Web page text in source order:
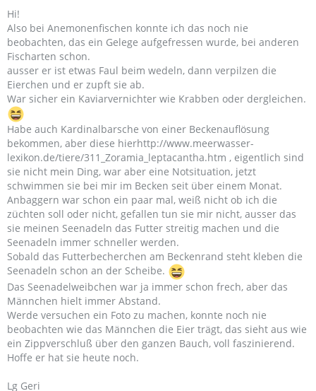
Hi!
Also bei Anemonenfischen konnte ich das noch nie
beobachten, das ein Gelege aufgefressen wurde, bei anderen
Fischarten schon.
ausser er ist etwas Faul beim wedeln, dann verpilzen die
Eierchen und er zupft sie ab.
War sicher ein Kaviarvernichter wie Krabben oder dergleichen.
Habe auch Kardinalbarsche von einer Beckenauflösung
bekommen, aber diese hierhttp://www.meerwasser-
lexikon.de/tiere/311_Zoramia_leptacantha.htm , eigentlich sind
sie nicht mein Ding, war aber eine Notsituation, jetzt
schwimmen sie bei mir im Becken seit über einem Monat.
Anbaggern war schon ein paar mal, weiß nicht ob ich die
züchten soll oder nicht, gefallen tun sie mir nicht, ausser das
sie meinen Seenadeln das Futter streitig machen und die
Seenadeln immer schneller werden.
Sobald das Futterbecherchen am Beckenrand steht kleben die
Seenadeln schon an der Scheibe.
Das Seenadelweibchen war ja immer schon frech, aber das
Männchen hielt immer Abstand.
Werde versuchen ein Foto zu machen, konnte noch nie
beobachten wie das Männchen die Eier trägt, das sieht aus wie
ein Zippverschluß über den ganzen Bauch, voll faszinierend.
Hoffe er hat sie heute noch.
Lg Geri